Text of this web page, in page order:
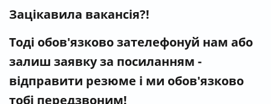
Зацікавила вакансія?!
Тоді обов'язково зателефонуй нам або
залиш заявку за посиланням -
відправити резюме і ми обов'язково
тобі передзвоним!